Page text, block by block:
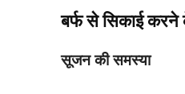
बर्फ से स‍िकाई
सूजन की समस्या